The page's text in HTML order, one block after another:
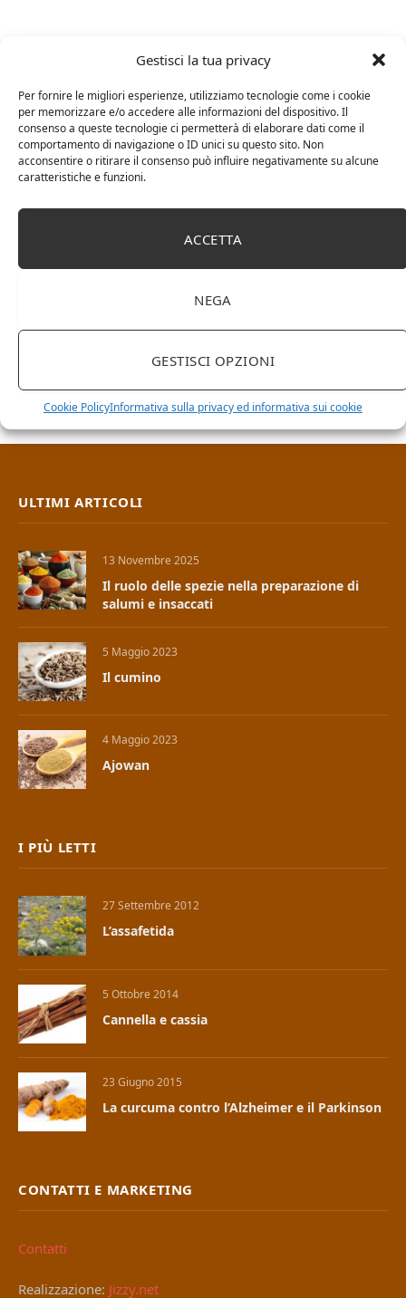
Gestisci la tua privacy
Per fornire le migliori esperienze, utilizziamo tecnologie come i cookie
per memorizzare e/o accedere alle informazioni del dispositivo. Il
consenso a queste tecnologie ci permetterà di elaborare dati come il
comportamento di navigazione o ID unici su questo sito. Non
acconsentire o ritirare il consenso può influire negativamente su alcune
caratteristiche e funzioni.
ACCETTA
NEGA
GESTISCI OPZIONI
Cookie PolicyInformativa sulla privacy ed informativa sui cookie
ULTIMI ARTICOLI
13 Novembre 2025
Il ruolo delle spezie nella preparazione di
salumi e insaccati
5 Maggio 2023
Il cumino
4 Maggio 2023
Ajowan
I PIÙ LETTI
27 Settembre 2012
L’assafetida
5 Ottobre 2014
Cannella e cassia
23 Giugno 2015
La curcuma contro l’Alzheimer e il Parkinson
CONTATTI E MARKETING
Contatti
Realizzazione: Jizzy.net